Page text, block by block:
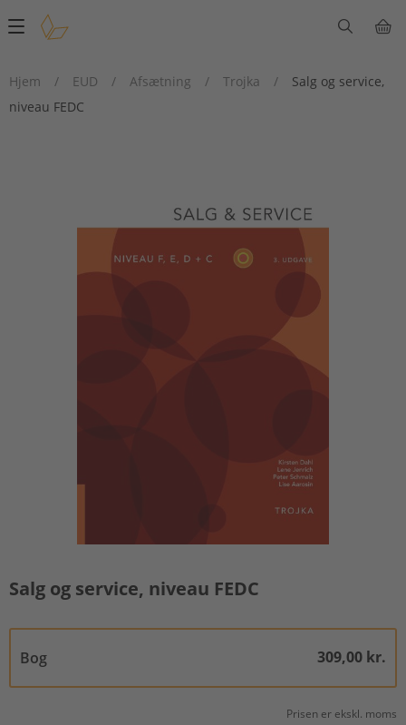
Main
Hjem
/ EUD / Afsætning / Trojka /
Salg og service,
niveau FEDC
Salg og service, niveau FEDC
Bog 309,00 kr.
Prisen er ekskl. moms